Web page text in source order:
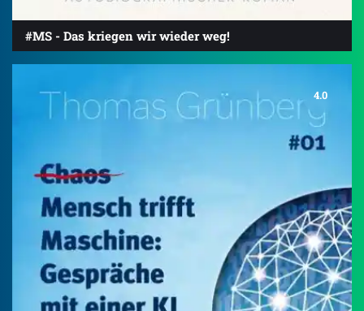
#MS - Das kriegen wir wieder weg!
4.0